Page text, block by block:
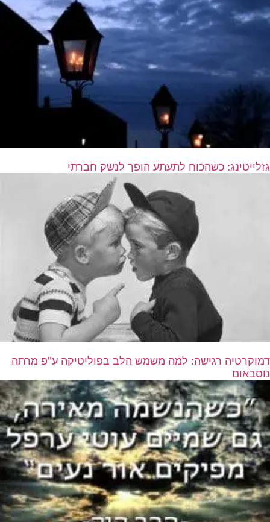
גזלייטינג: כשהכוח לתעתע הופך לנשק חברתי
דמוקרטיה רגישה: למה משמש הלב בפוליטיקה ע"פ מרתה
נוסבאום